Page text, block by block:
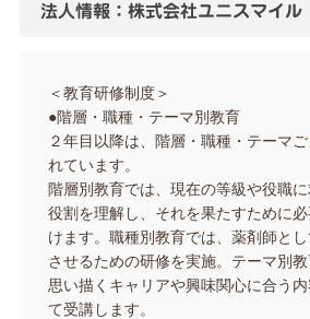
法人情報：株式会社ユニスマイル
＜教育研修制度＞
●階層・職種・テーマ別教育
２年目以降は、階層・職種・テーマ
れています。
階層別教育では、現在の等級や役職
役割を理解し、それを果たすために
けます。職種別教育では、薬剤師と
させるための研修を実施。テーマ別
思い描くキャリアや興味関心に合う
て受講します。